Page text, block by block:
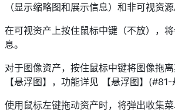
（显示缩略图和展示信息）和非可视资源
在可视资产上按住鼠标中键（不放），
息。
对于图像资产，按住鼠标中键将图像拖
【悬浮图】，功能详见 【悬浮图】(#81-
使用鼠标左键拖动资产时，将弹出收集